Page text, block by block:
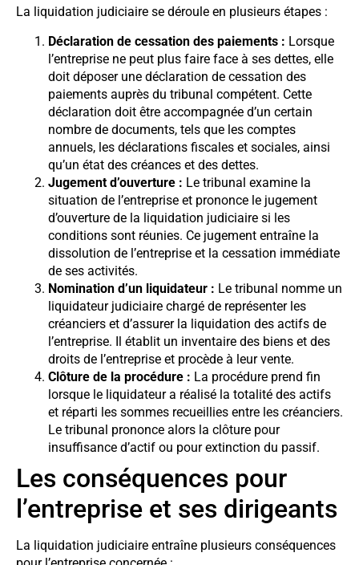
La liquidation judiciaire se déroule en plusieurs étapes :
Déclaration de cessation des paiements : Lorsque
l’entreprise ne peut plus faire face à ses dettes, elle
doit déposer une déclaration de cessation des
paiements auprès du tribunal compétent. Cette
déclaration doit être accompagnée d’un certain
nombre de documents, tels que les comptes
annuels, les déclarations fiscales et sociales, ainsi
qu’un état des créances et des dettes.
Jugement d’ouverture : Le tribunal examine la
situation de l’entreprise et prononce le jugement
d’ouverture de la liquidation judiciaire si les
conditions sont réunies. Ce jugement entraîne la
dissolution de l’entreprise et la cessation immédiate
de ses activités.
Nomination d’un liquidateur : Le tribunal nomme un
liquidateur judiciaire chargé de représenter les
créanciers et d’assurer la liquidation des actifs de
l’entreprise. Il établit un inventaire des biens et des
droits de l’entreprise et procède à leur vente.
Clôture de la procédure : La procédure prend fin
lorsque le liquidateur a réalisé la totalité des actifs
et réparti les sommes recueillies entre les créanciers.
Le tribunal prononce alors la clôture pour
insuffisance d’actif ou pour extinction du passif.
Les conséquences pour
l’entreprise et ses dirigeants
La liquidation judiciaire entraîne plusieurs conséquences